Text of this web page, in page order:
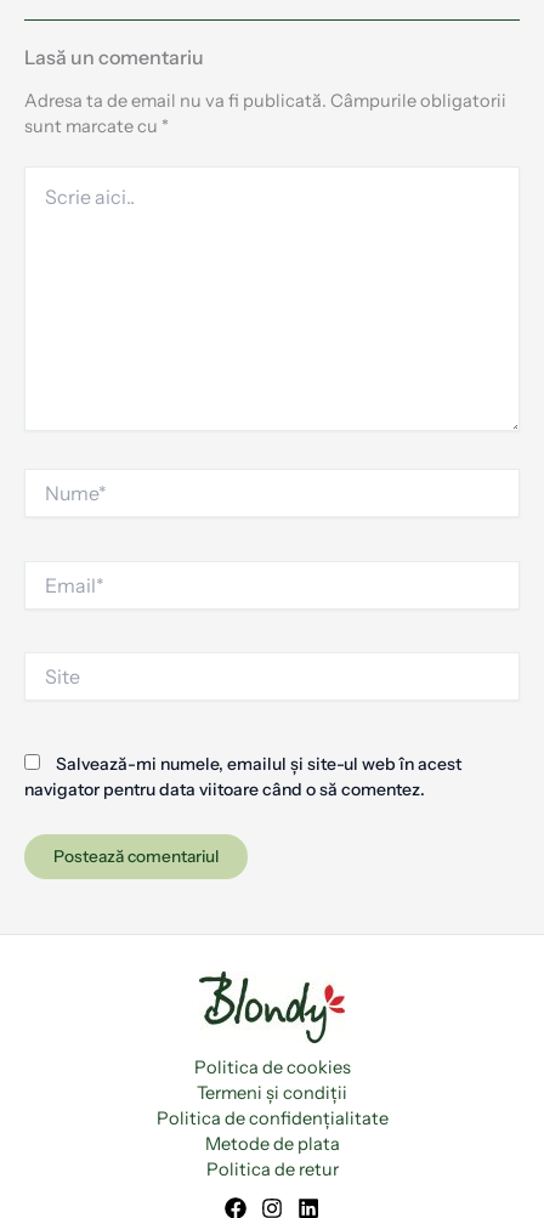
Lasă un comentariu
Adresa ta de email nu va fi publicată. Câmpurile obligatorii
sunt marcate cu *
aici..
Salvează-mi numele, emailul și site-ul web în acest
navigator pentru data viitoare când o să comentez.
Politica de cookies
Termeni și condiții
Politica de confidențialitate
Metode de plata
Politica de retur